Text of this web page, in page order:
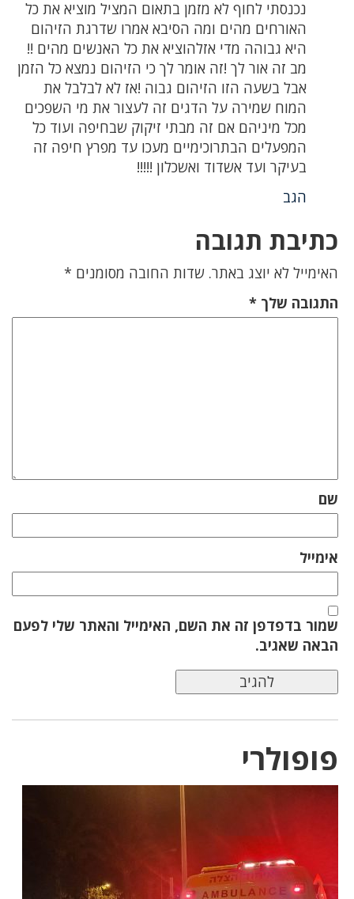
נכנסתי לחוף לא מזמן בתאום המציל מוציא את כל
האורחים מהים ומה הסיבא אמרו שדרגת הזיהום
היא גבוהה מדי אזלהוציא את כל האנשים מהים !!
מב זה אור לך !זה אומר לך כי הזיהום נמצא כל הזמן
אבל בשעה הזו הזיהום גבוה !אז לא לבלבל את
המוח שמירה על הדגים זה לעצור את מי השפכים
מכל מיניהם אם זה מבתי זיקוק שבחיפה ועוד כל
המפעלים הבתרוכימיים מעכו עד מפרץ חיפה זה
בעיקר ועד אשדוד ואשכלון !!!!!
הגב
כתיבת תגובה
האימייל לא יוצג באתר. שדות החובה מסומנים *
התגובה שלך *
שם
אימייל
שמור בדפדפן זה את השם, האימייל והאתר שלי לפעם
הבאה שאגיב.
פופולרי